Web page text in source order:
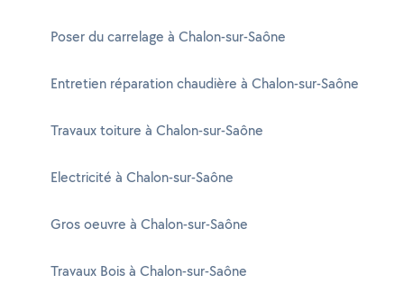
Poser du carrelage à Chalon-sur-Saône
Entretien réparation chaudière à Chalon-sur-Saône
Travaux toiture à Chalon-sur-Saône
Electricité à Chalon-sur-Saône
Gros oeuvre à Chalon-sur-Saône
Travaux Bois à Chalon-sur-Saône